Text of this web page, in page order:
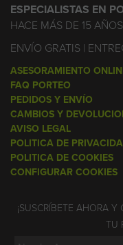
ESPECIALISTAS EN
HACE MÁS DE 15 AÑOS
ENVÍO GRATIS |
ASESORAMIENTO
FAQ PORTEO
PEDIDOS Y ENVÍO
CAMBIOS Y
AVISO LEGAL
POLITICA DE
POLITICA DE COOKIES
CONFIGURAR COOKIES
¡SUSCRÍBETE AHORA
TU